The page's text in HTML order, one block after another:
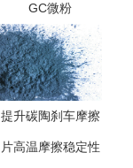
GC微粉
提升碳陶刹车摩擦
片高温摩擦稳定性